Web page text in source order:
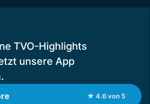
TVO-Highlights
unsere App
★ 4.6 von 5